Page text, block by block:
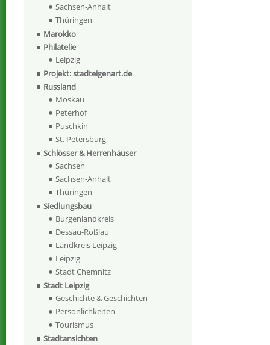
Sachsen-Anhalt
Thüringen
Marokko
Philatelie
Leipzig
Projekt: stadteigenart.de
Russland
Moskau
Peterhof
Puschkin
St. Petersburg
Schlösser & Herrenhäuser
Sachsen
Sachsen-Anhalt
Thüringen
Siedlungsbau
Burgenlandkreis
Dessau-Roßlau
Landkreis Leipzig
Leipzig
Stadt Chemnitz
Stadt Leipzig
Geschichte & Geschichten
Persönlichkeiten
Tourismus
Stadtansichten